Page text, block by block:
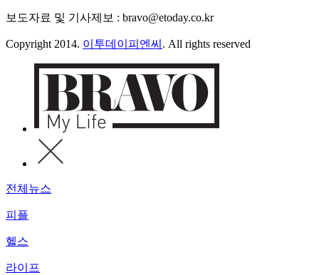
보도자료 및 기사제보 : bravo@etoday.co.kr
Copyright 2014. 이투데이피엔씨 . All rights reserved
전체뉴스
피플
헬스
라이프